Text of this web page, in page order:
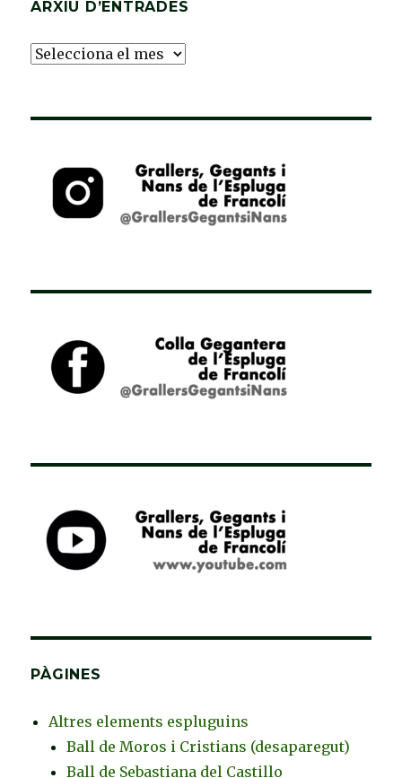
ARXIU D’ENTRADES
Arxiu
PÀGINES
Altres elements espluguins
Ball de Moros i Cristians (desaparegut)
Ball de Sebastiana del Castillo